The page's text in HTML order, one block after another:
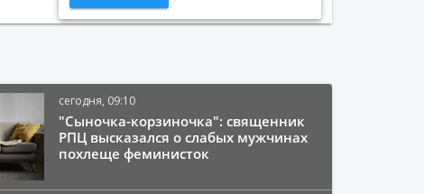
сегодня, 09:10
"Сыночка-корзиночка": священник
РПЦ высказался о слабых мужчинах
похлеще феминисток